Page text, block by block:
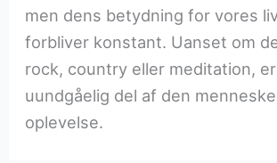
men dens betydning for vores
forbliver konstant. Uanset om
rock, country eller meditation,
uundgåelig del af den
oplevelse.